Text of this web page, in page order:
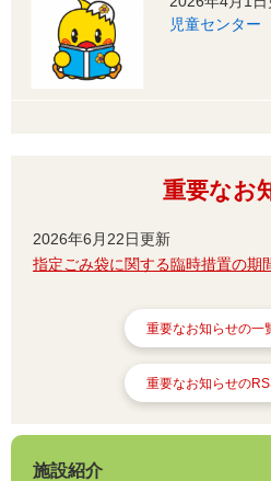
児童センター
重要なお
2026年6月22日更新
指定ごみ袋に関する臨時措置の期
重要なお知らせの一
重要なお知らせの
施設紹介